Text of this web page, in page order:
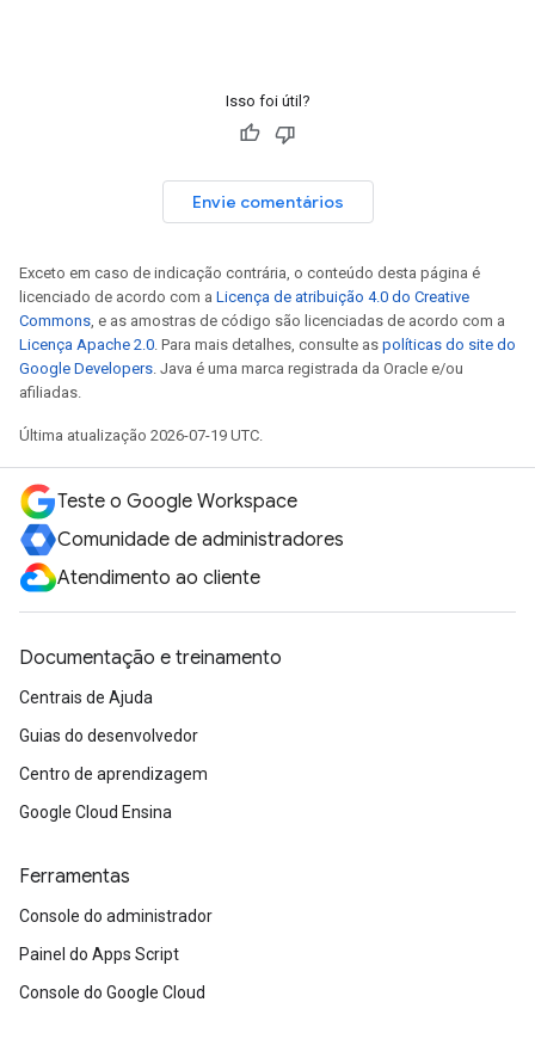
Isso foi útil?
Envie comentários
Exceto em caso de indicação contrária, o conteúdo desta página é
licenciado de acordo com a Licença de atribuição 4.0 do Creative
Commons , e as amostras de código são licenciadas de acordo com a
Licença Apache 2.0 . Para mais detalhes, consulte as políticas do site do
Google Developers . Java é uma marca registrada da Oracle e/ou
afiliadas.
Última atualização 2026-07-19 UTC.
Teste o Google Workspace
Comunidade de administradores
Atendimento ao cliente
Documentação e treinamento
Centrais de Ajuda
Guias do desenvolvedor
Centro de aprendizagem
Google Cloud Ensina
Ferramentas
Console do administrador
Painel do Apps Script
Console do Google Cloud